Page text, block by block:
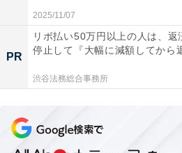
View this post on
2025/11/07
PR
リボ払い50万円以上の人は、返
停止して『大幅に減額してから
渋谷法務総合事務所